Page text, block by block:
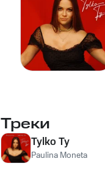
Треки
Tylko Ty
Paulina Moneta